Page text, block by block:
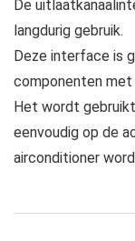
De
langdurig gebruik.
Deze interface is
componenten met
Het wordt
eenvoudig op de
airconditioner